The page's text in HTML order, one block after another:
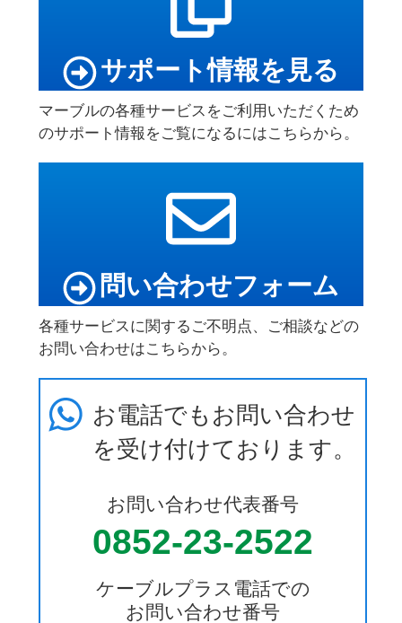
サポート情報を見る
マーブルの各種サービスをご利用いただくため
のサポート情報をご覧になるにはこちらから。
問い合わせフォーム
各種サービスに関するご不明点、ご相談などの
お問い合わせはこちらから。
お電話でもお問い合わせ
を受け付けております。
お問い合わせ代表番号
0852-23-2522
ケーブルプラス電話での
お問い合わせ番号